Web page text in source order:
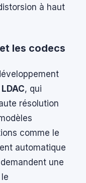
à haut
les codecs
, qui
résolution
comme le
automatique
une